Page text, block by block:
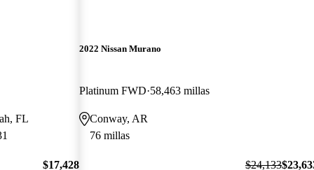
FL
$17,428
2022 Nissan Murano
Platinum FWD 58,463 millas
Conway, AR
76 millas
$24,133